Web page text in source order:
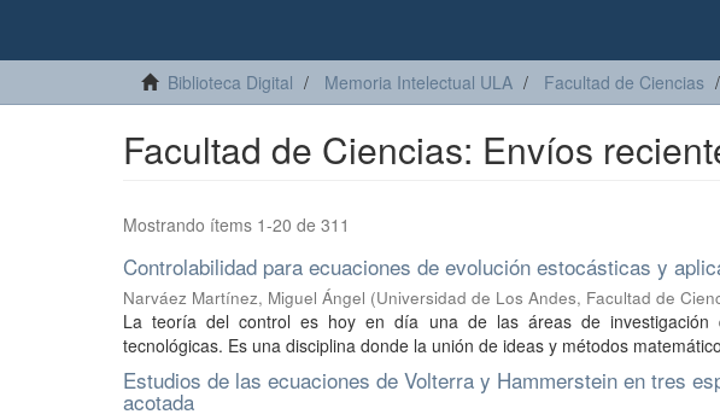
Biblioteca Digital Memoria Intelectual ULA Facultad de Ciencias
Facultad de Ciencias: Envíos
Mostrando ítems 1-20 de 311
Controlabilidad para ecuaciones de evolución estocásticas y
Narváez Martínez, Miguel Ángel (Universidad de Los Andes, Facultad de
La teoría del control es hoy en día una de las áreas de investigación
tecnológicas. Es una disciplina donde la unión de ideas y métodos
Estudios de las ecuaciones de Volterra y Hammerstein en tres
acotada